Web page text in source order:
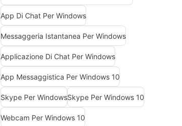
App Di Chat Per Windows
Messaggeria Istantanea Per Windows
Applicazione Di Chat Per Windows
App Messaggistica Per Windows 10
Skype Per WindowsSkype Per Windows 10
Webcam Per Windows 10